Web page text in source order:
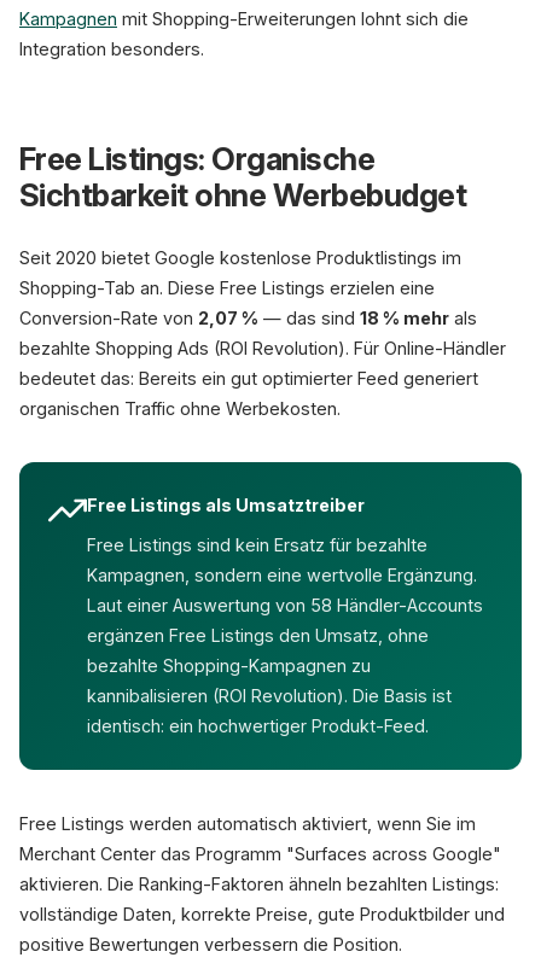
Kampagnen mit Shopping-Erweiterungen lohnt sich die
Integration besonders.
Free Listings: Organische
Sichtbarkeit ohne Werbebudget
Seit 2020 bietet Google kostenlose Produktlistings im
Shopping-Tab an. Diese Free Listings erzielen eine
Conversion-Rate von 2,07 % — das sind 18 % mehr als
bezahlte Shopping Ads (ROI Revolution). Für Online-Händler
bedeutet das: Bereits ein gut optimierter Feed generiert
organischen Traffic ohne Werbekosten.
Free Listings als Umsatztreiber
Free Listings sind kein Ersatz für bezahlte
Kampagnen, sondern eine wertvolle Ergänzung.
Laut einer Auswertung von 58 Händler-Accounts
ergänzen Free Listings den Umsatz, ohne
bezahlte Shopping-Kampagnen zu
kannibalisieren (ROI Revolution). Die Basis ist
identisch: ein hochwertiger Produkt-Feed.
Free Listings werden automatisch aktiviert, wenn Sie im
Merchant Center das Programm "Surfaces across Google"
aktivieren. Die Ranking-Faktoren ähneln bezahlten Listings:
vollständige Daten, korrekte Preise, gute Produktbilder und
positive Bewertungen verbessern die Position.